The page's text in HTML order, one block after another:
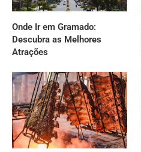
Onde Ir em Gramado:
Descubra as Melhores
Atrações